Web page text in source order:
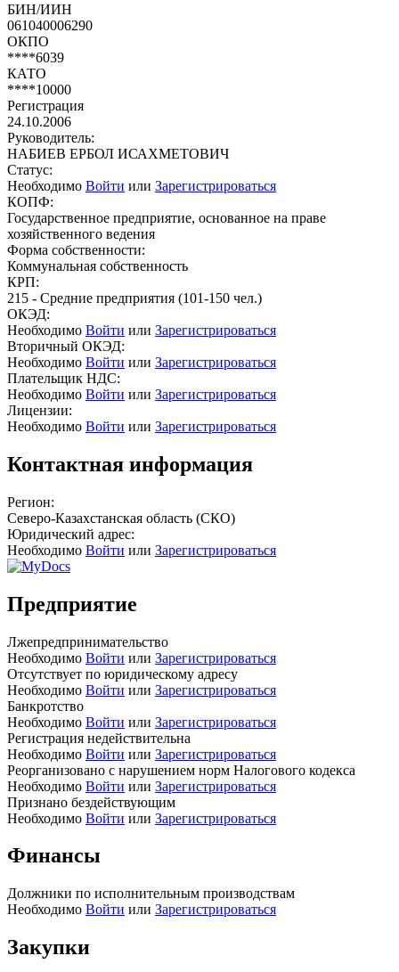
БИН/ИИН
061040006290
ОКПО
****6039
КАТО
****10000
Регистрация
24.10.2006
Руководитель:
НАБИЕВ ЕРБОЛ ИСАХМЕТОВИЧ
Статус:
Необходимо Войти или Зарегистрироваться
КОПФ:
Государственное предприятие, основанное на праве
хозяйственного ведения
Форма собственности:
Коммунальная собственность
КРП:
215 - Средние предприятия (101-150 чел.)
ОКЭД:
Необходимо Войти или Зарегистрироваться
Вторичный ОКЭД:
Необходимо Войти или Зарегистрироваться
Плательщик НДС:
Необходимо Войти или Зарегистрироваться
Лицензии:
Необходимо Войти или Зарегистрироваться
Контактная информация
Регион:
Северо-Казахстанская область (СКО)
Юридический адрес:
Необходимо Войти или Зарегистрироваться
Предприятие
Лжепредпринимательство
Необходимо Войти или Зарегистрироваться
Отсутствует по юридическому адресу
Необходимо Войти или Зарегистрироваться
Банкротство
Необходимо Войти или Зарегистрироваться
Регистрация недействительна
Необходимо Войти или Зарегистрироваться
Реорганизовано с нарушением норм Налогового кодекса
Необходимо Войти или Зарегистрироваться
Признано бездействующим
Необходимо Войти или Зарегистрироваться
Финансы
Должники по исполнительным производствам
Необходимо Войти или Зарегистрироваться
Закупки